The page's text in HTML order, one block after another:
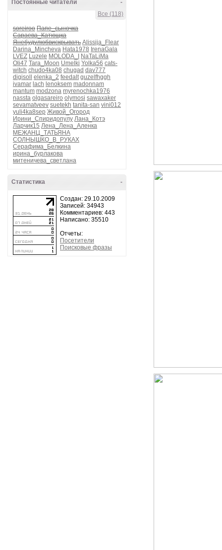
-
Постоянные читатели
Все (118)
soreiroo Папе_сыночка
Сараева_Катющка
Янебудулюбвискрывать Alissija_Flear
Darina_Mincheva Hata1978 IrenaGala
LVEZ Luzele MOLODA_I
NaTaLiMa
Oli47 Tara_Moon Umelki Yolka56 cats-
witch chudo4ka08 chugad dav777
digisoll
elenka_2 feedalt guzelfhggh
ivamar lach lenoksem madonnam
mantum modzona myrenochka1976
nassta olgasareiro olymosi sawaxaker
sevamatveev suetekh tanita-san vini012
yuli4ka8sep Живой_Огород
Ирини_Спиридопулу Лана_Котэ
Ларчик15 Лена_Лена_Аленка
МЕЖАНЦ_ТАТЬЯНА
СОЛНЫШКО_В_РУКАХ
Серафима_Белкина
ирина_бурлакова
митеничева_светлана
-
Статистика
Создан: 29.10.2009
Записей: 34943
Комментариев: 443
Написано: 35510
Отчеты:
Посетители
Поисковые фразы